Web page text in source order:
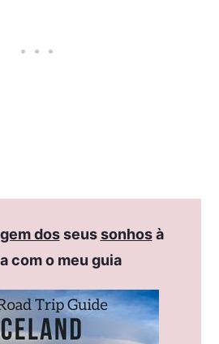
dosseussonhosà
com o meu guia